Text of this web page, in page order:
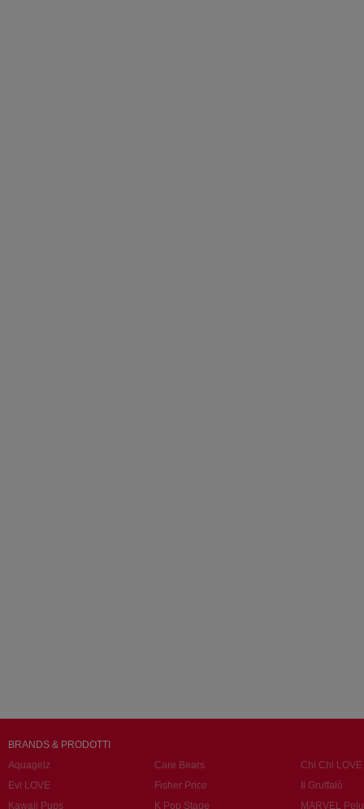
BRANDS & PRODOTTI
Aquagelz
Care Bears
Chi Chi LOVE
Evi LOVE
Fisher Price
Il Gruffalò
Kawaii Pups
K Pop Stage MARVEL